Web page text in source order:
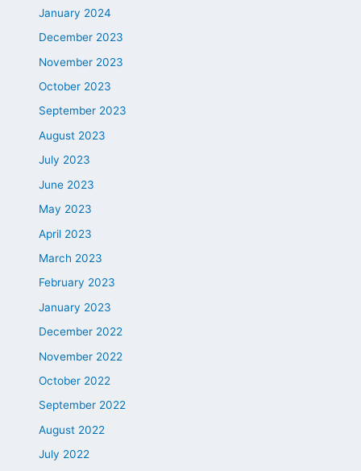
January 2024
December 2023
November 2023
October 2023
September 2023
August 2023
July 2023
June 2023
May 2023
April 2023
March 2023
February 2023
January 2023
December 2022
November 2022
October 2022
September 2022
August 2022
July 2022